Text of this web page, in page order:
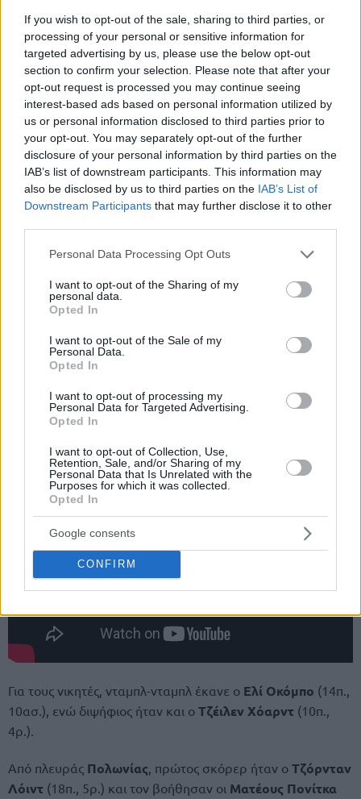
If you wish to opt-out of the sale, sharing to third parties, or
processing of your personal or sensitive information for
targeted advertising by us, please use the below opt-out
section to confirm your selection. Please note that after your
opt-out request is processed you may continue seeing
interest-based ads based on personal information utilized by
us or personal information disclosed to third parties prior to
your opt-out. You may separately opt-out of the further
disclosure of your personal information by third parties on the
IAB’s list of downstream participants. This information may
also be disclosed by us to third parties on the IAB’s List of
Downstream Participants that may further disclose it to other
Please note that this website/app uses one or more Google
not limited to your visit or usage behaviour. You may click to
grant or deny consent to Google and its third-party tags to
use your data for below specified purposes in below Google
consent section.
Personal Data Processing Opt Outs
I want to opt-out of the Sharing of my
personal data.
Opted In
I want to opt-out of the Sale of my
Personal Data.
Opted In
I want to opt-out of processing my
Personal Data for Targeted Advertising.
Opted In
I want to opt-out of Collection, Use,
Retention, Sale, and/or Sharing of my
Personal Data that Is Unrelated with the
Purposes for which it was collected.
Opted In
Google consents
CONFIRM
Για τους νικητές, νταμπλ-νταμπλ έκανε ο Ελί Οκόμπο (14π.,
10ασ.), ενώ διψήφιος ήταν και ο Τζέιλεν Χόαρντ (10π.,
4ρ.).
Από πλευράς Πολωνίας, πρώτος σκόρερ ήταν ο Τζόρνταν
Λόιντ (18π., 5ρ.) και τον βοήθησαν οι Ματέους Πονίτκα